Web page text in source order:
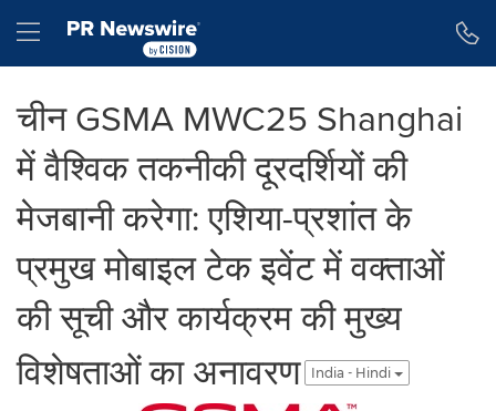
Hamburger menu
चीन GSMA MWC25 Shanghai
में वैश्विक तकनीकी दूरदर्शियों की
मेजबानी करेगा: एशिया-प्रशांत के
प्रमुख मोबाइल टेक इवेंट में वक्ताओं
की सूची और कार्यक्रम की मुख्य
विशेषताओं का अनावरण
India - Hindi